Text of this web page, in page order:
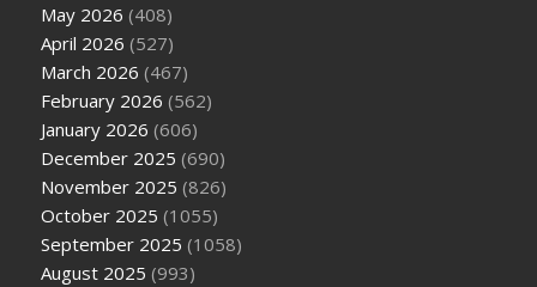
May 2026 (408)
April 2026 (527)
March 2026 (467)
February 2026 (562)
January 2026 (606)
December 2025 (690)
November 2025 (826)
October 2025 (1055)
September 2025 (1058)
August 2025 (993)